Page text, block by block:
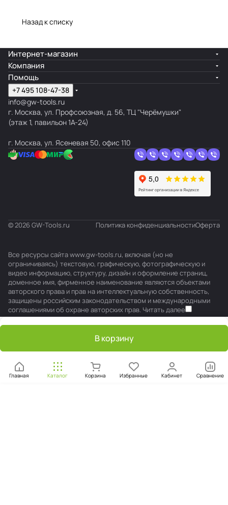
Назад к списку
В корзину
Главная Каталог Корзина Избранные Кабинет Сравнение
Интернет-магазин
Компания
Помощь
+7 495 108-47-38
info@gw-tools.ru
г. Москва, ул. Профсоюзная, д. 56, ТЦ "Черёмушки"
(этаж 1, павильон 1А-24)
г. Москва, ул. Ясеневая 50, офис 110
© 2026 GW-Tools.ru Политика конфиденциальностиОферта
Все ресурсы сайта www.gw-tools.ru, включая (но не
ограничиваясь) текстовую, графическую, фотографическую и
видео информацию, структуру, дизайн и оформление страниц,
доменное имя, фирменное наименование являются объектами
авторского права и прав на интеллектуальную собственность,
защищены российским законодательством и международными
соглашениями об охране авторских прав. Читать далее